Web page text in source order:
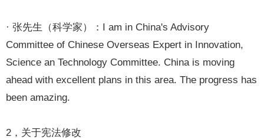
· 张先生（科学家）：I am in China's Advisory
Committee of Chinese Overseas Expert in Innovation,
Science an Technology Committee. China is moving
ahead with excellent plans in this area. The progress has
been amazing.
2，关于宪法修改